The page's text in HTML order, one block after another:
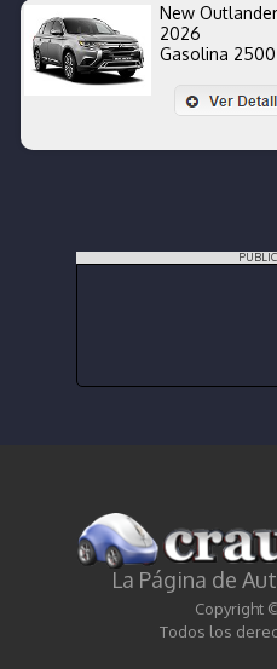
New
2026
Gasolina
La Página de
Copyright
Todos los